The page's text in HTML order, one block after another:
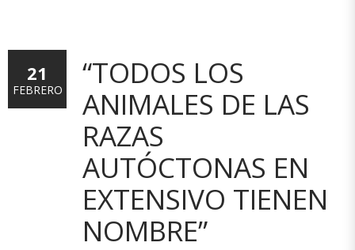
“TODOS LOS
ANIMALES DE LAS
RAZAS
AUTÓCTONAS EN
EXTENSIVO TIENEN
NOMBRE”
21
FEBRERO